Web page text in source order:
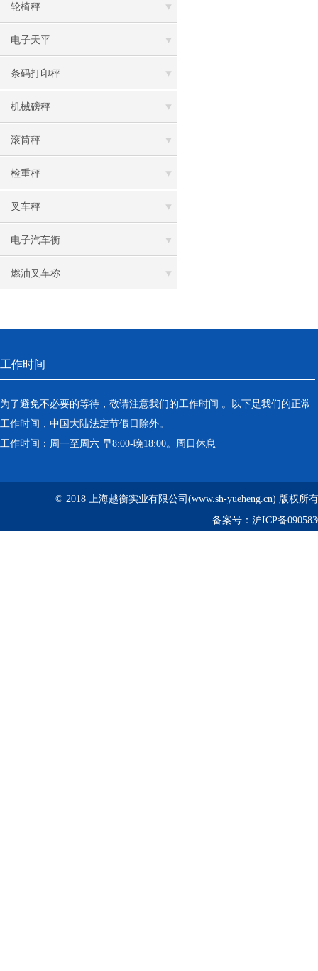
轮椅秤
电子天平
条码打印秤
机械磅秤
滚筒秤
检重秤
叉车秤
电子汽车衡
燃油叉车称
工作时间
为了避免不必要的等待，敬请注意我们的工作时间 。以下是我们的正常
工作时间，中国大陆法定节假日除外。
工作时间：周一至周六 早8:00-晚18:00。周日休息
© 2018 上海越衡实业有限公司(www.sh-yueheng.cn) 版权所
备案号： 沪ICP备